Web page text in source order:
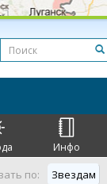
Инфо
по: Звездам